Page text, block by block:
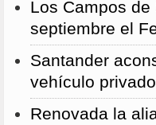
Los Campos
septiembre el
Santander
vehículo
Renovada la